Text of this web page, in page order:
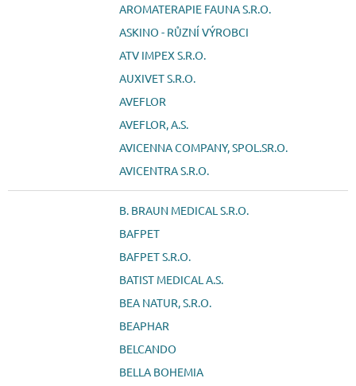
AROMATERAPIE FAUNA S.R.O.
ASKINO - RŮZNÍ VÝROBCI
ATV IMPEX S.R.O.
AUXIVET S.R.O.
AVEFLOR
AVEFLOR, A.S.
AVICENNA COMPANY, SPOL.SR.O.
AVICENTRA S.R.O.
B. BRAUN MEDICAL S.R.O.
BAFPET
BAFPET S.R.O.
BATIST MEDICAL A.S.
BEA NATUR, S.R.O.
BEAPHAR
BELCANDO
BELLA BOHEMIA